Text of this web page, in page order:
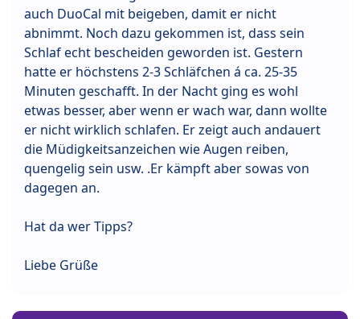
auch DuoCal mit beigeben, damit er nicht
abnimmt. Noch dazu gekommen ist, dass sein
Schlaf echt bescheiden geworden ist. Gestern
hatte er höchstens 2-3 Schläfchen á ca. 25-35
Minuten geschafft. In der Nacht ging es wohl
etwas besser, aber wenn er wach war, dann wollte
er nicht wirklich schlafen. Er zeigt auch andauert
die Müdigkeitsanzeichen wie Augen reiben,
quengelig sein usw. .Er kämpft aber sowas von
dagegen an.
Hat da wer Tipps?
Liebe Grüße